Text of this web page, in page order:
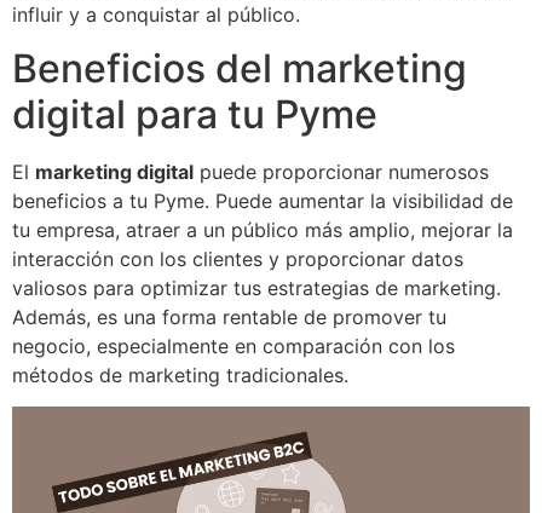
influir y a conquistar al público.
Beneficios del marketing
digital para tu Pyme
El marketing digital puede proporcionar numerosos
beneficios a tu Pyme. Puede aumentar la visibilidad de
tu empresa, atraer a un público más amplio, mejorar la
interacción con los clientes y proporcionar datos
valiosos para optimizar tus estrategias de marketing.
Además, es una forma rentable de promover tu
negocio, especialmente en comparación con los
métodos de marketing tradicionales.